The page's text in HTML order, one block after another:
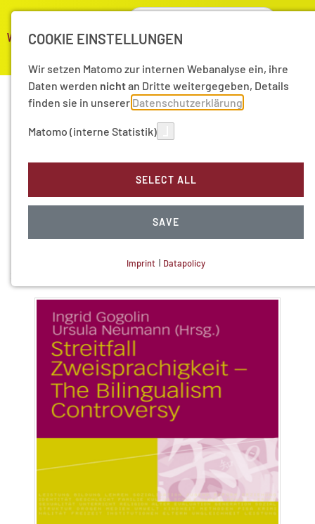
Streitfall
Zweisprachigkeit - The
Bilingualism Controversy
COOKIE EINSTELLUNGEN
Wir setzen Matomo zur internen Webanalyse ein, ihre
Daten werden nichtan Dritte weitergegeben, Details
finden sie in unserer Datenschutzerklärung
Matomo (interne Statistik)
SELECT ALL
SAVE
MATOMO (INTERNE STATISTIK)
Statistik Cookies erfassen Informationen anonym.
Diese Informationen helfen uns zu verstehen, wie
unsere Besucher unsere Website nutzen.
Matomo
Imprint | Datapolicy